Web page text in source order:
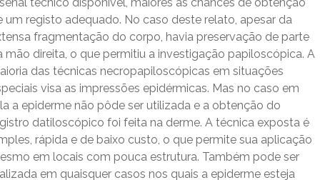
um registo adequado. No caso deste relato, apesar da
fragmentação do corpo, havia preservação de parte
mão direita, o que permitiu a investigação papiloscópica. A
das técnicas necropapiloscópicas em situações
visa as impressões epidérmicas. Mas no caso em
a epiderme não pôde ser utilizada e a obtenção do
datiloscópico foi feita na derme. A técnica exposta é
rápida e de baixo custo, o que permite sua aplicação
em locais com pouca estrutura. Também pode ser
em quaisquer casos nos quais a epiderme esteja